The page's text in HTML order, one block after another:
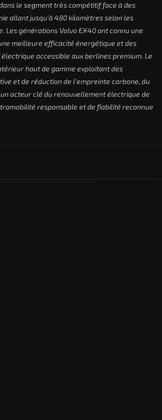
le segment très compétitif face à des
allant jusqu'à 480 kilomètres selon les
générations Volvo EX40 ont connu une
meilleure efficacité énergétique et des
accessible aux berlines premium. Le
haut de gamme exploitant des
et de réduction de l'empreinte carbone, du
acteur clé du renouvellement électrique de
responsable et de fiabilité reconnue